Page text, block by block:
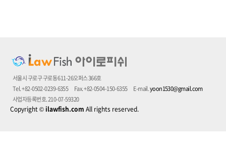
서울시 구로구 구로동 611-26오퍼스 366호
Tel. +82-0502-0239-6355
Fax. +82-0504-150-6355 E-mail.yoon1530@gmail.com
사업자등록번호. 210-07-59320
Copyright©ilawfish.com All rights reserved.